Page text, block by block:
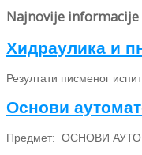
Najnovije informacije
Хидраулика и
Резултати писменог
Основи
Предмет: ОСНОВИ